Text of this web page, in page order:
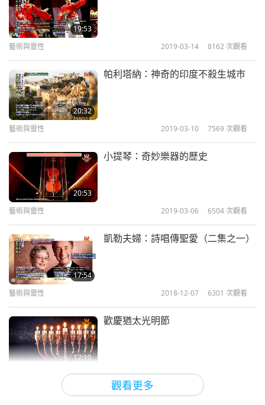
時十年才完成。
赫頓最後一個大型項目是唯一創作於美國的作品《感
首次亮相。大幅的玻璃雕刻面板可以在感恩教堂的入
口通道上方看到，特色是一位深度切割的巨大立體鴿
子，圓形的表面效果環繞周圍。約翰選用鴿子是想使
用一個超越任何個別宗教或教派的宗教意象。約翰
說：「鴿子是整個歷史上用來描繪美、和平、希望和
感恩的象徵。」
觀看更多
19:53
藝術與靈性 2019-03-14 8162 次觀看
20:32
帕利塔納：神奇的印度不殺生城巿
藝術與靈性 2019-03-10 7569 次觀看
20:53
小提琴：奇妙樂器的歷史
藝術與靈性 2019-03-06 6504次觀看
17:54
凱勒夫婦：詩唱傳聖愛（二集之一）
藝術與靈性 2018-12-07 6301 次觀看
17:10
歡慶猶太光明節
2018-12-05